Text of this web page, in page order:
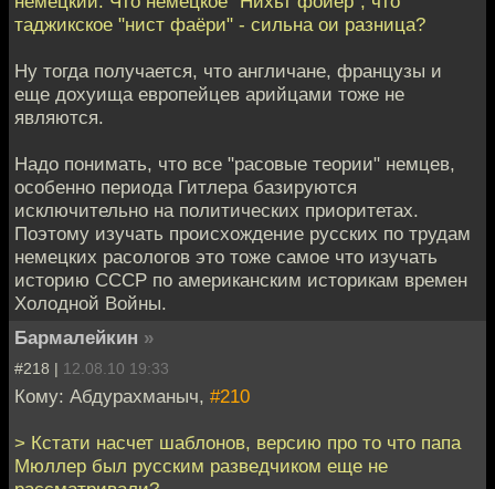
таджикское "нист фаёри" - сильна ои разница?
Ну тогда получается, что англичане, французы и
еще дохуища европейцев арийцами тоже не
являются.
Надо понимать, что все "расовые теории" немцев,
особенно периода Гитлера базируются
исключительно на политических приоритетах.
Поэтому изучать происхождение русских по трудам
немецких расологов это тоже самое что изучать
историю СССР по американским историкам времен
Холодной Войны.
Бармалейкин »
#218 | 12.08.10 19:33
Кому: Абдурахманыч, #210
> Кстати насчет шаблонов, версию про то что папа
Мюллер был русским разведчиком еще не